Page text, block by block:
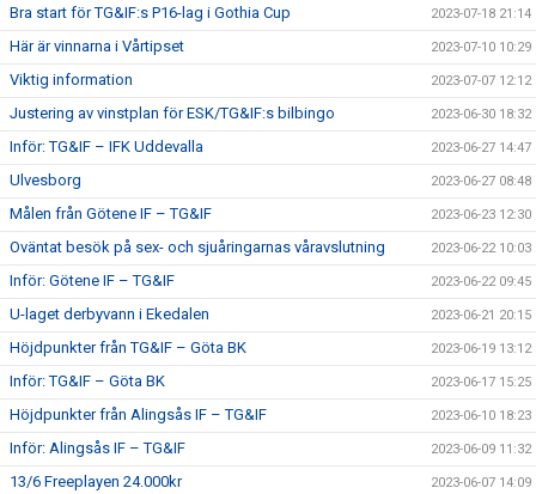
Bra start för TG&IF:s P16-lag i Gothia Cup 2023-07-18 21:14
Här är vinnarna i Vårtipset 2023-07-10 10:29
Viktig information 2023-07-07 12:12
Justering av vinstplan för ESK/TG&IF:s bilbingo 2023-06-30 18:32
Inför: TG&IF – IFK Uddevalla 2023-06-27 14:47
Ulvesborg 2023-06-27 08:48
Målen från Götene IF – TG&IF 2023-06-23 12:30
Oväntat besök på sex- och sjuåringarnas våravslutning 2023-06-22 10:03
Inför: Götene IF – TG&IF 2023-06-22 09:45
U-laget derbyvann i Ekedalen 2023-06-21 20:15
Höjdpunkter från TG&IF – Göta BK 2023-06-19 13:12
Inför: TG&IF – Göta BK 2023-06-17 15:25
Höjdpunkter från Alingsås IF – TG&IF 2023-06-10 18:23
Inför: Alingsås IF – TG&IF 2023-06-09 11:32
13/6 Freeplayen 24.000kr 2023-06-07 14:09